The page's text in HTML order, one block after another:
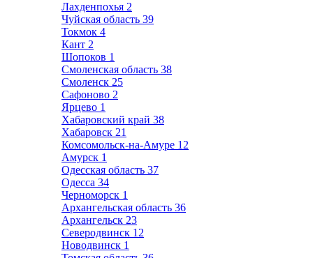
Лахденпохья 2
Чуйская область 39
Токмок 4
Кант 2
Шопоков 1
Смоленская область 38
Смоленск 25
Сафоново 2
Ярцево 1
Хабаровский край 38
Хабаровск 21
Комсомольск-на-Амуре 12
Амурск 1
Одесская область 37
Одесса 34
Черноморск 1
Архангельская область 36
Архангельск 23
Северодвинск 12
Новодвинск 1